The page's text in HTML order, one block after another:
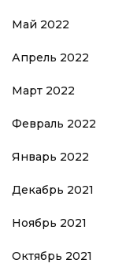
Май 2022
Апрель 2022
Март 2022
Февраль 2022
Январь 2022
Декабрь 2021
Ноябрь 2021
Октябрь 2021